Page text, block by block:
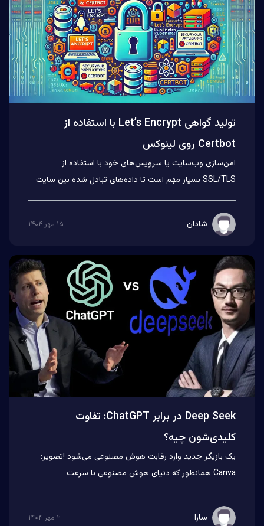
تولید گواهی Let’s Encrypt با استفاده از
Certbot روی لینوکس
امن‌سازی وب‌سایت یا سرویس‌های خود با استفاده از
SSL/TLS بسیار مهم است تا داده‌های تبادل شده بین سایت
شادان ۱۵ مهر ۱۴۰۴
Deep Seek در برابر ChatGPT: تفاوت
کلیدی‌شون چیه؟
یک بازیگر جدید وارد رقابت هوش مصنوعی می‌شود !تصویر:
Canva همانطور که دنیای هوش مصنوعی با سرعت
سارا ۲ مهر ۱۴۰۴